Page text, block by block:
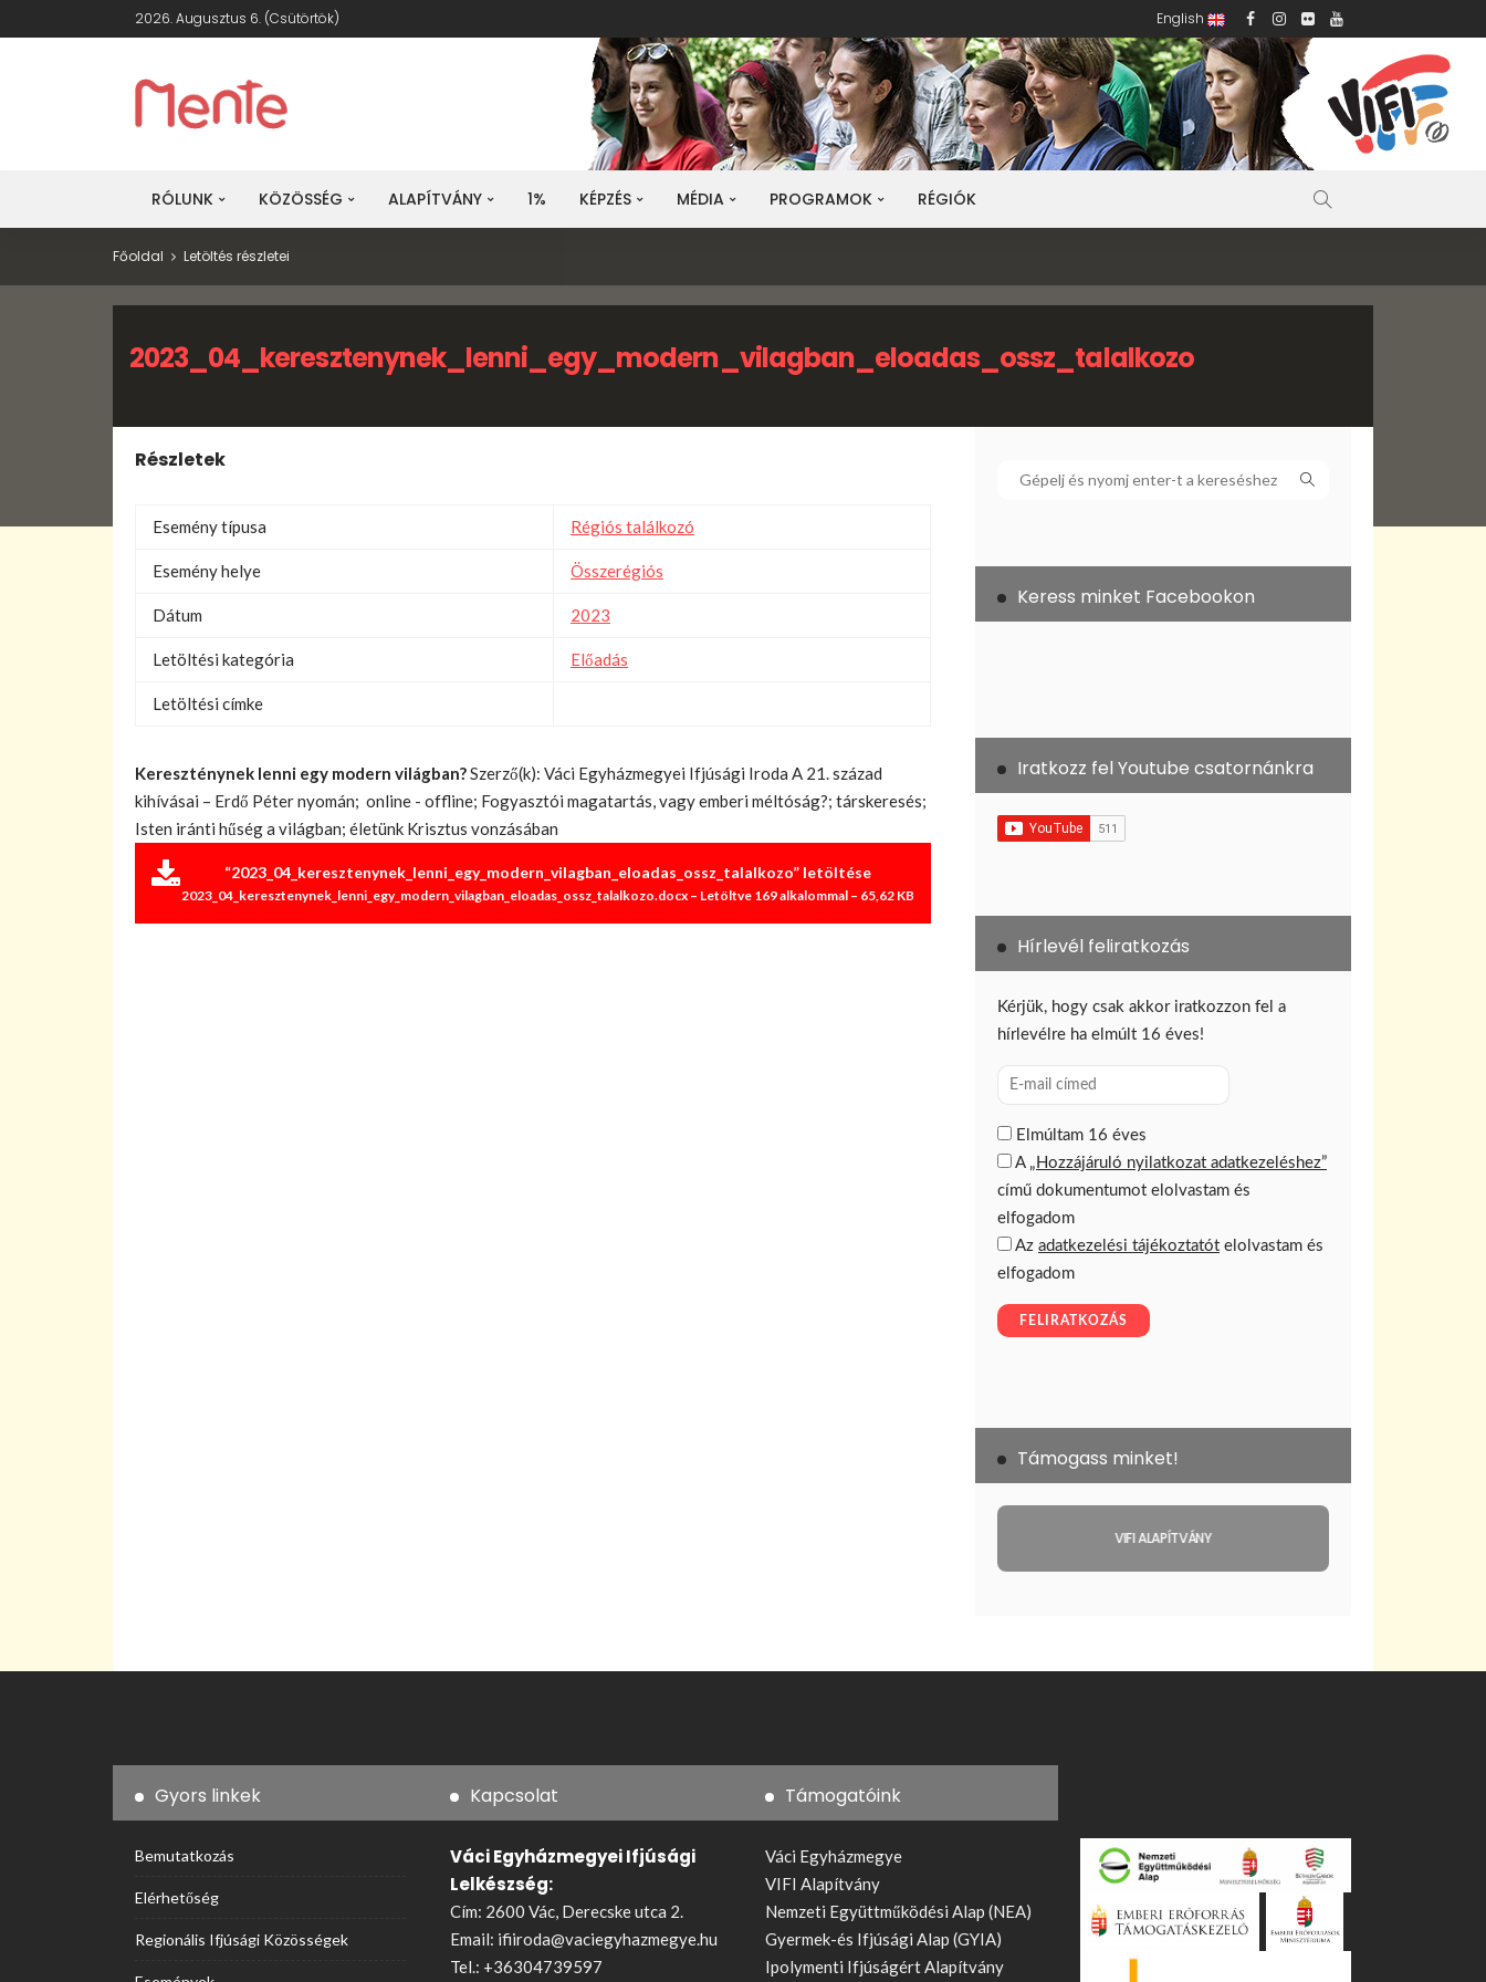
2026. Augusztus 6. (csütörtök) English
RÓLUNK KÖZÖSSÉG ALAPÍTVÁNY 1% KÉPZÉS MÉDIA PROGRAMOK RÉGIÓK
Főoldal Letöltés részletei
2023_04_keresztenynek_lenni_egy_modern_vilagban_eloadas_ossz_talalkozo
Részletek
Esemény típusa Régiós találkozó
Esemény helye Összerégiós
Dátum 2023
Letöltési kategória Előadás
Letöltési címke
Kereszténynek lenni egy modern világban?Szerző(k): Váci Egyházmegyei Ifjúsági Iroda A 21. század
kihívásai – Erdő Péter nyomán; online - offline; Fogyasztói magatartás, vagy emberi méltóság?; társkeresés;
Isten iránti hűség a világban; életünk Krisztus vonzásában
“2023_04_keresztenynek_lenni_egy_modern_vilagban_eloadas_ossz_talalkozo” letöltése
2023_04_keresztenynek_lenni_egy_modern_vilagban_eloadas_ossz_talalkozo.docx – Letöltve 169 alkalommal – 65,62 KB
Keress minket Facebookon
Iratkozz fel Youtube csatornánkra
Hírlevél feliratkozás
Támogass minket!
VIFI ALAPÍTVÁNY
Gyors linkek
Bemutatkozás
Elérhetőség
Regionális Ifjúsági Közösségek
Kapcsolat
Váci Egyházmegyei Ifjúsági
Lelkészség:
Cím: 2600 Vác, Derecske utca 2.
Email: ifiiroda@vaciegyhazmegye.hu
Tel.: +36304739597
Támogatóink
Váci Egyházmegye
VIFI Alapítvány
Nemzeti Együttműködési Alap (NEA)
Gyermek-és Ifjúsági Alap (GYIA)
Ipolymenti Ifjúságért Alapítvány